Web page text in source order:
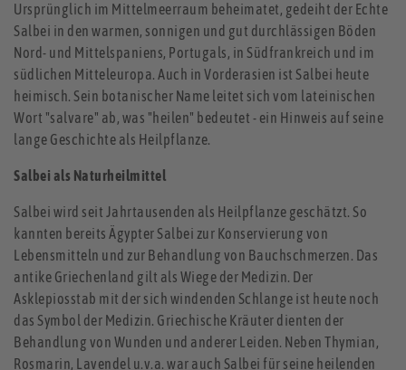
Ursprünglich im Mittelmeerraum beheimatet, gedeiht der Echte
Salbei in den warmen, sonnigen und gut durchlässigen Böden
Nord- und Mittelspaniens, Portugals, in Südfrankreich und im
südlichen Mitteleuropa. Auch in Vorderasien ist Salbei heute
heimisch. Sein botanischer Name leitet sich vom lateinischen
Wort "salvare" ab, was "heilen" bedeutet - ein Hinweis auf seine
lange Geschichte als Heilpflanze.
Salbei als Naturheilmittel
Salbei wird seit Jahrtausenden als Heilpflanze geschätzt. So
kannten bereits Ägypter Salbei zur Konservierung von
Lebensmitteln und zur Behandlung von Bauchschmerzen. Das
antike Griechenland gilt als Wiege der Medizin. Der
Asklepiosstab mit der sich windenden Schlange ist heute noch
das Symbol der Medizin. Griechische Kräuter dienten der
Behandlung von Wunden und anderer Leiden. Neben Thymian,
Rosmarin, Lavendel u.v.a. war auch Salbei für seine heilenden